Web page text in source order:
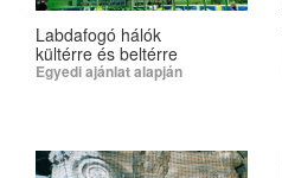
Labdafogó hálók
kültérre és beltérre
Egyedi ajánlat alapján